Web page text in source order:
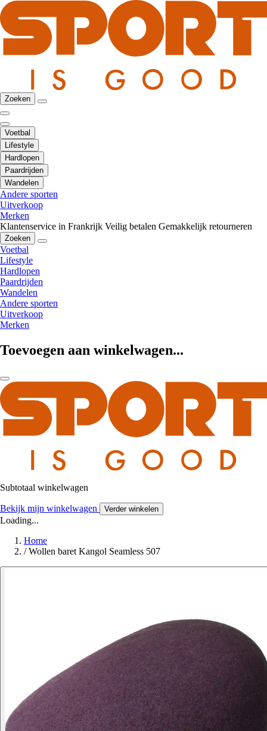
Zoeken
Voetbal
Lifestyle
Hardlopen
Paardrijden
Wandelen
Andere sporten
Uitverkoop
Merken
Klantenservice in Frankrijk Veilig betalen Gemakkelijk retourneren
Zoeken
Voetbal
Lifestyle
Hardlopen
Paardrijden
Wandelen
Andere sporten
Uitverkoop
Merken
Toevoegen aan winkelwagen...
Subtotaal winkelwagen
Bekijk mijn winkelwagen Verder winkelen
Loading...
Home
/ Wollen baret Kangol Seamless 507